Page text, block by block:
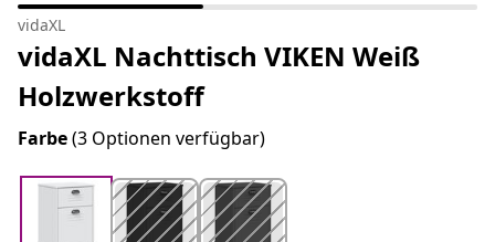
vidaXL
vidaXL Nachttisch VIKEN Weiß
Holzwerkstoff
Farbe(3 Optionen verfügbar)